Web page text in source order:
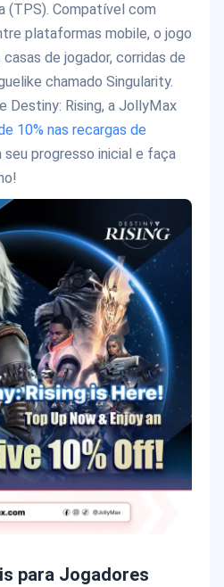
(TPS). Compatível com
plataformas mobile, o jogo
de jogador, corridas de
chamado Singularity.
Destiny: Rising, a JollyMax
10% nas recargas de
seu progresso inicial e faça
para Jogadores